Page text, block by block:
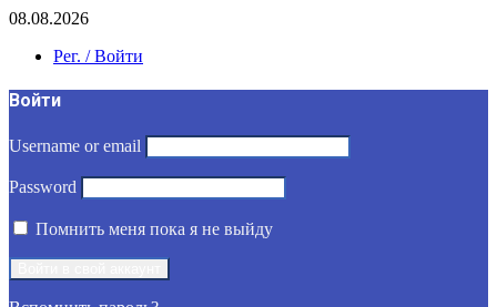
08.08.2026
Рег. / Войти
Войти
Username or email
Password
Помнить меня пока я не выйду